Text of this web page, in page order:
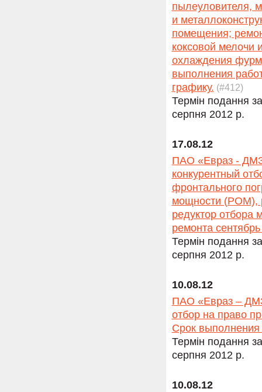
пылеуловителя,
и
помещения;
коксовой мелочи
охлаждения
выполнения
графику. (#412)
Термін подання
серпня 2012 р.
17.08.12
ПАО «Евраз - ДМЗ
конкурентный
фронтального
мощности (РОМ),
редуктор отбора
ремонта
Термін подання
серпня 2012 р.
10.08.12
ПАО «Евраз –
отбор на право
Срок выполнения
Термін подання
серпня 2012 р.
10.08.12